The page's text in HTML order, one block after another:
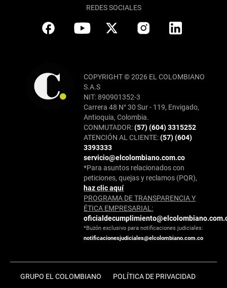
REDES SOCIALES
COPYRIGHT © 2026 EL COLOMBIANO
S.A.S
NIT: 890901352-3
Carrera 48 N° 30 Sur - 119, Envigado,
Antioquia, Colombia.
CONMUTADOR:(57) (604) 3315252
ATENCIÓN AL CLIENTE:(57) (604)
3393333
servicio@elcolombiano.com.co
*Para asuntos relacionados con
peticiones, quejas y reclamos (PQR),
haz clic aquí
PROGRAMA DE TRANSPARENCIA Y
ÉTICA EMPRESARIAL:
*Buzón exclusivo para notificaciones judiciales:
notificacionesjudiciales@elcolombiano.com.co
GRUPO EL COLOMBIANO POLÍTICA DE PRIVACIDAD